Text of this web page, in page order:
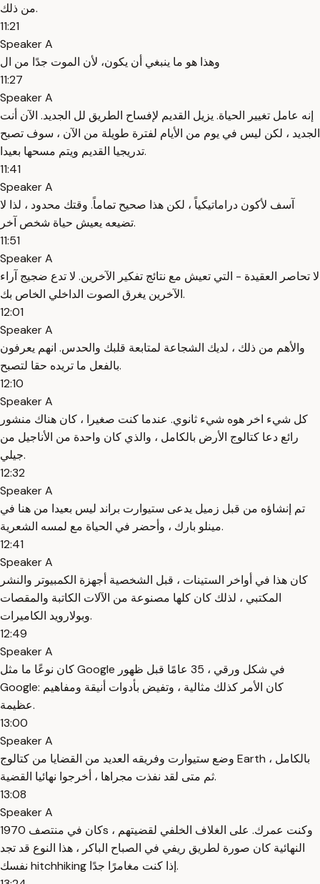
من ذلك.
11:21
Speaker A
وهذا هو ما ينبغي أن يكون، لأن الموت جدًا من ال
11:27
Speaker A
إنه عامل تغيير الحياة. يزيل القديم لإفساح الطريق لل الجديد. الآن أنت
الجديد ، لكن ليس في يوم من الأيام لفترة طويلة من الآن ، سوف تصبح
تدريجيا القديم ويتم مسحها بعيدا.
11:41
Speaker A
آسف لأكون دراماتيكياً ، لكن هذا صحيح تماماً. وقتك محدود ، لذا لا
تضيعه يعيش حياة شخص آخر.
11:51
Speaker A
لا تحاصر العقيدة - التي تعيش مع نتائج تفكير الآخرين. لا تدع ضجيج آراء
الآخرين يغرق الصوت الداخلي الخاص بك.
12:01
Speaker A
والأهم من ذلك ، لديك الشجاعة لمتابعة قلبك والحدس. انهم يعرفون
بالفعل ما تريده حقا لتصبح.
12:10
Speaker A
كل شيء اخر هوه شيء ثانوي. عندما كنت صغيرا ، كان هناك منشور
رائع دعا كتالوج الأرض بالكامل ، والذي كان واحدة من الأناجيل من
جيلي.
12:32
Speaker A
تم إنشاؤه من قبل زميل يدعى ستيوارت براند ليس بعيدا من هنا في
مينلو بارك ، وأحضر في الحياة مع لمسه الشعرية.
12:41
Speaker A
كان هذا في أواخر الستينات ، قبل الشخصية أجهزة الكمبيوتر والنشر
المكتبي ، لذلك كان كلها مصنوعة من الآلات الكاتبة والمقصات
وبولارويد الكاميرات.
12:49
Speaker A
كان نوعًا ما مثل Google في شكل ورقي ، 35 عامًا قبل ظهور
Google: كان الأمر كذلك مثالية ، وتفيض بأدوات أنيقة ومفاهيم
عظيمة.
13:00
Speaker A
وضع ستيوارت وفريقه العديد من القضايا من كتالوج Earth بالكامل ،
ثم متى لقد نفذت مجراها ، أخرجوا نهائيا القضية.
13:08
Speaker A
كان في منتصف 1970s ، وكنت عمرك. على الغلاف الخلفي لقضيتهم
النهائية كان صورة لطريق ريفي في الصباح الباكر ، هذا النوع قد تجد
نفسك hitchhiking إذا كنت مغامرًا جدًا.